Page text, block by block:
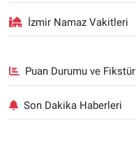
İzmir Namaz Vakitleri
Puan Durumu ve Fikstür
Son Dakika Haberleri